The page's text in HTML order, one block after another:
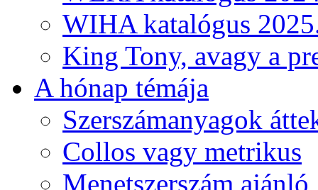
WIHA katalógus
King Tony, avagy a
A hónap témája
Szerszámanyagok
Collos vagy metrikus
Menetszerszám ajánló